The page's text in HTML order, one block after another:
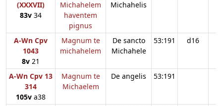
(XXXVII)
83v 34
Michahelem
haventem
pignus
Michahelis
A-Wn Cpv
1043
8v 21
Magnum te
michahelem
De sancto
Michahele
53:191 d16
A-Wn Cpv 13
314
105v a38
Magnum te
Michaelem
De angelis 53:191